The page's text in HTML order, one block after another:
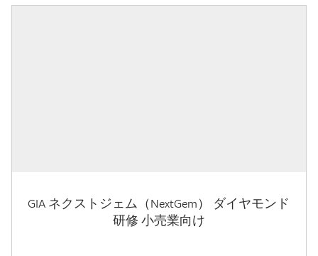
GIA ネクストジェム（NextGem） ダイヤモンド
研修 小売業向け